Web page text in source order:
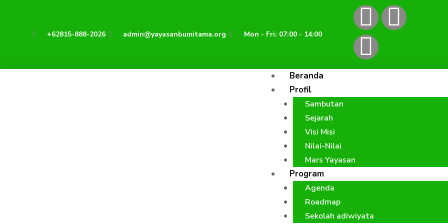
+62815-888-2026 admin@yayasanbumitama.org Mon - Fri: 07:00 - 14:00
F
a
c
e
o
k
Y
o
u
t
e
I
n
s
t
r
a
m
Beranda
Profil
Sambutan
Sejarah
Visi Misi
Nilai-Nilai
Mars Yayasan
Program
Agenda
Roadmap
Sekolah adiwiyata